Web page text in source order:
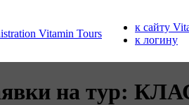
к сайту
к логину
на тур: